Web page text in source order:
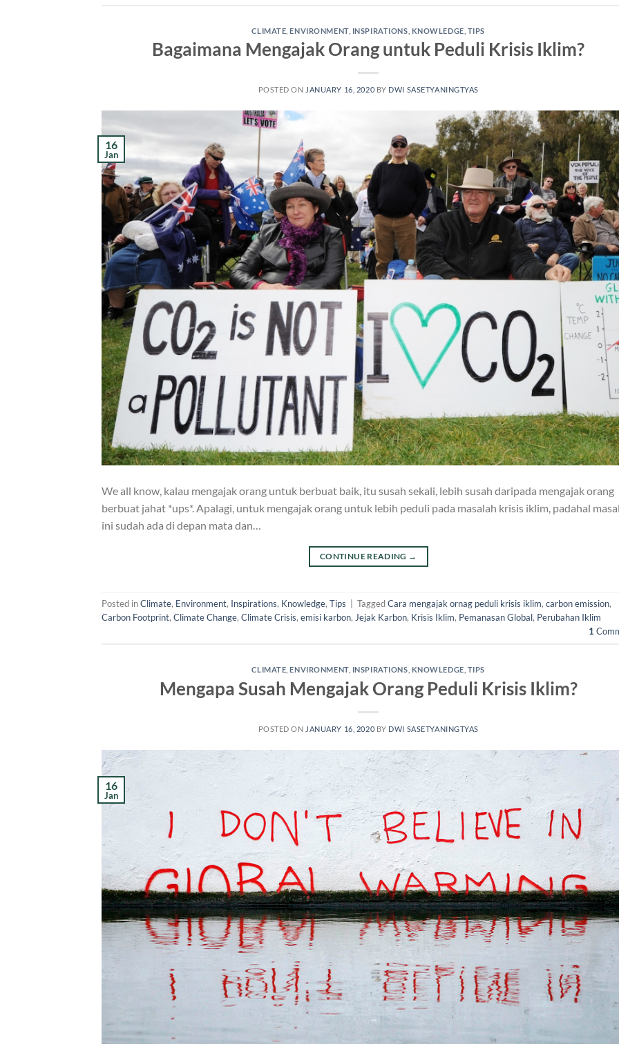
CLIMATE ,ENVIRONMENT, INSPIRATIONS KNOWLEDGE TIPS
Bagaimana Mengajak Orang untuk Peduli Krisis Iklim?
POSTED ON JANUARY 16, 2020 BY DWI SASETYANINGTYAS
16
Jan
We all know, kalau mengajak orang untuk berbuat baik, itu susah sekali, lebih susah daripada mengajak orang
berbuat jahat *ups*. Apalagi, untuk mengajak orang untuk lebih peduli pada masalah krisis iklim, padahal
ini sudah ada di depan mata dan…
CONTINUE READING →
Posted inClimate, Environment, Inspirations, Knowledge, Tips TaggedCara mengajak ornag peduli krisis iklim, carbon emission,
Carbon Footprint, Climate Change, Climate Crisis, emisi karbon, Jejak Karbon, Krisis Iklim, Pemanasan Global, Perubahan Iklim
1
CLIMATE ,ENVIRONMENT, INSPIRATIONS KNOWLEDGE TIPS
Mengapa Susah Mengajak Orang Peduli Krisis Iklim?
POSTED ON JANUARY 16, 2020 BY DWI SASETYANINGTYAS
16
Jan